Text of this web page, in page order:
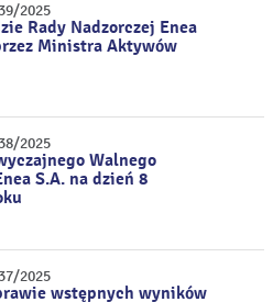
2025
Rady Nadzorczej Enea
Ministra Aktywów
2025
Walnego
S.A. na dzień 8
2025
wstępnych wyników